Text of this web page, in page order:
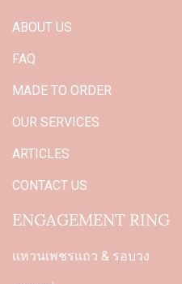
ABOUT US
FAQ
MADE TO ORDER
OUR SERVICES
ARTICLES
CONTACT US
ENGAGEMENT RING
แหวนเพชรแถว & รอบวง